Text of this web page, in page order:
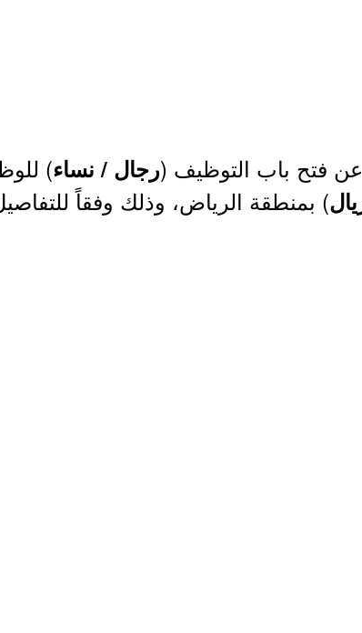
عن فتح باب التوظيف (رجال / نساء)
) بمنطقة الرياض، وذلك وفقاً